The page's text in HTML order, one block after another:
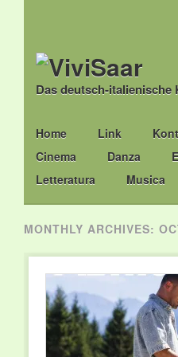
Das deutsch-italienische
Main menu
Skip
to
content
Home Link
Cinema
Danza
Letteratura
Musica
MONTHLY ARCHIVES: